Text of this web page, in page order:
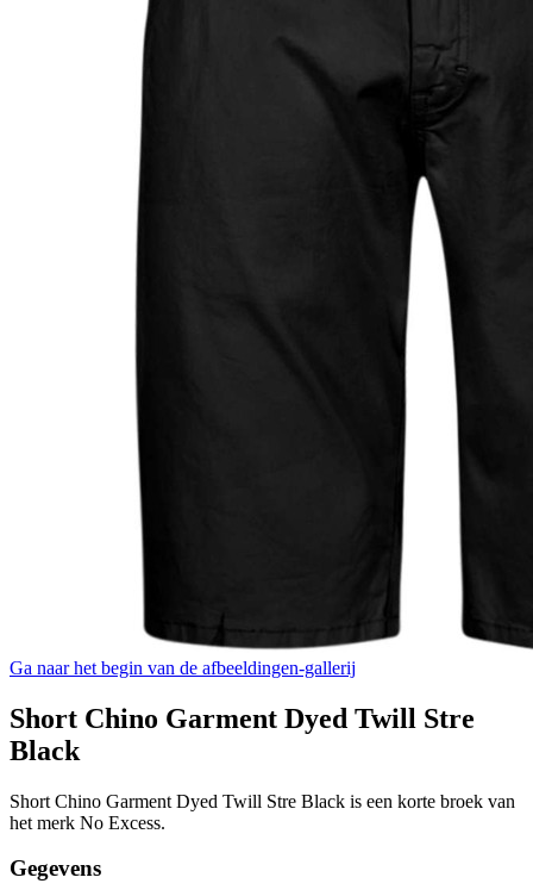
Ga naar het begin van de afbeeldingen-gallerij
Short Chino Garment Dyed Twill Stre
Black
Short Chino Garment Dyed Twill Stre Black is een korte broek van
het merk No Excess.
Gegevens